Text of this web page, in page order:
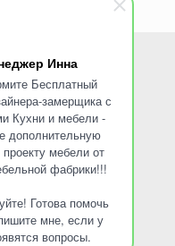
Инна
Бесплатный
замерщика с
Кухни и мебели -
дополнительную
мебели от
фабрики!!!
Готова помочь
мне, если у
вопросы.
50 / Whatsapp